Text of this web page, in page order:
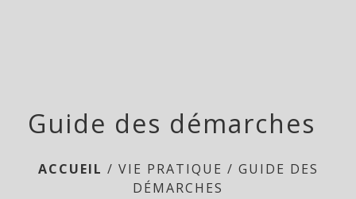
Guide des démarches
ACCUEIL / VIE PRATIQUE / GUIDE DES
DÉMARCHES